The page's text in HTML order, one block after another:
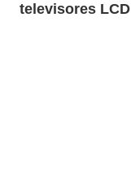
televisores LCD